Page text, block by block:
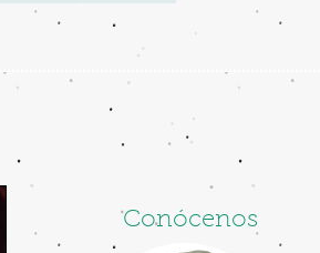
Conócenos